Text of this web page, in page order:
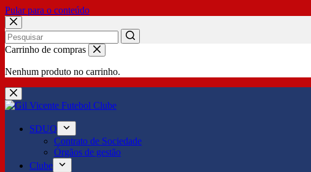
Pular para o conteúdo
No
Carrinho de compras
Nenhum produto no carrinho.
SDUQ
Contrato de Sociedade
Órgãos de gestão
Clube